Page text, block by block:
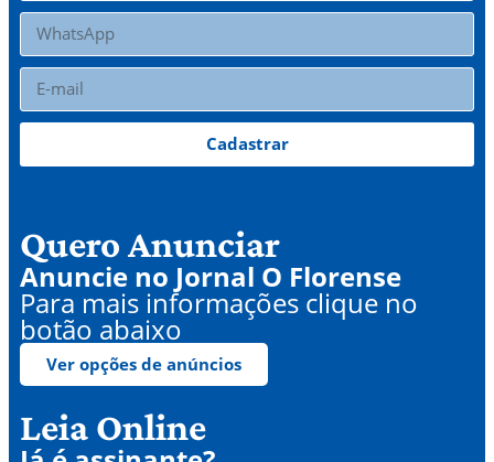
Cadastrar
Quero Anunciar
Anuncie no Jornal O Florense
Para mais informações clique no
botão abaixo
Ver opções de anúncios
Leia Online